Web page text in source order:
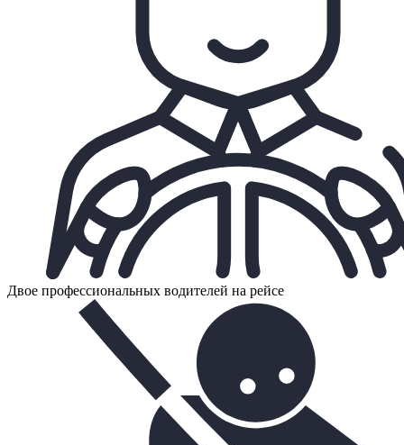
Двое профессиональных водителей на рейсе